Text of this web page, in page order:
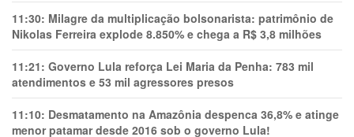
11:30: Milagre da multiplicação bolsonarista: patrimônio de
Nikolas Ferreira explode 8.850% e chega a R$ 3,8 milhões
11:21: Governo Lula reforça Lei Maria da Penha: 783 mil
atendimentos e 53 mil agressores presos
11:10: Desmatamento na Amazônia despenca 36,8% e atinge
menor patamar desde 2016 sob o governo Lula!